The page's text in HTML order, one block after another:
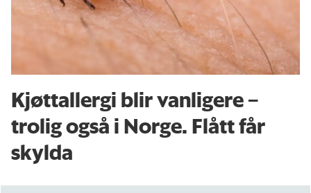
Kjøttallergi blir vanligere –
trolig også i Norge. Flått får
skylda